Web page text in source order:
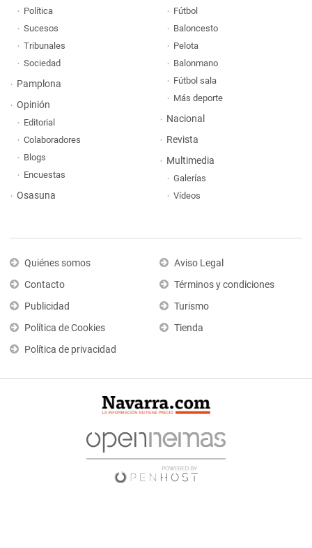
Política
Sucesos
Tribunales
Sociedad
Pamplona
Opinión
Editorial
Colaboradores
Blogs
Encuestas
Osasuna
Fútbol
Baloncesto
Pelota
Balonmano
Fútbol sala
Más deporte
Nacional
Revista
Multimedia
Galerías
Vídeos
Quiénes somos
Contacto
Publicidad
Política de Cookies
Política de privacidad
Aviso Legal
Términos y condiciones
Turismo
Tienda